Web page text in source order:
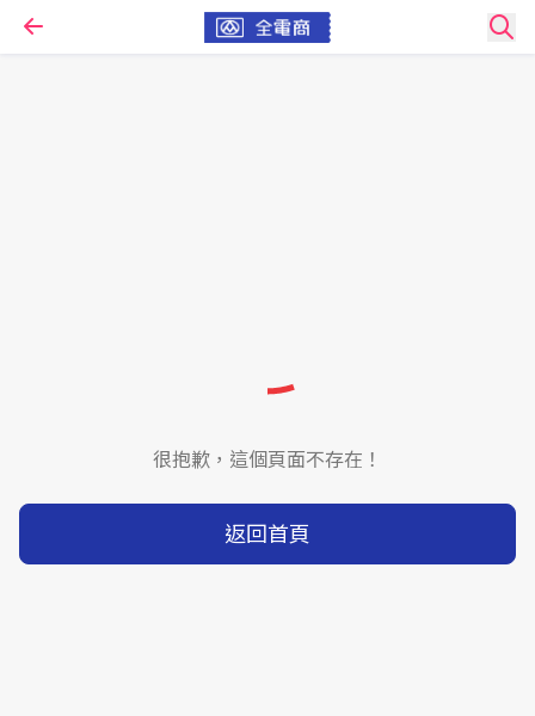
很抱歉，這個頁面不存在！
返回首頁